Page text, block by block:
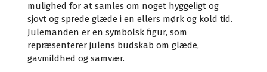
mulighed for at samles om noget hyggeligt og
sjovt og sprede glæde i en ellers mørk og kold tid.
Julemanden er en symbolsk figur, som
repræsenterer julens budskab om glæde,
gavmildhed og samvær.